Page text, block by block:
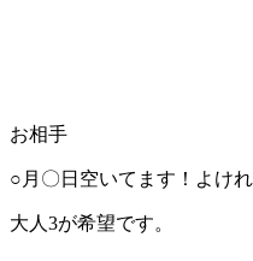
お相手
○月〇日空いてます！よけ
大人3が希望です。